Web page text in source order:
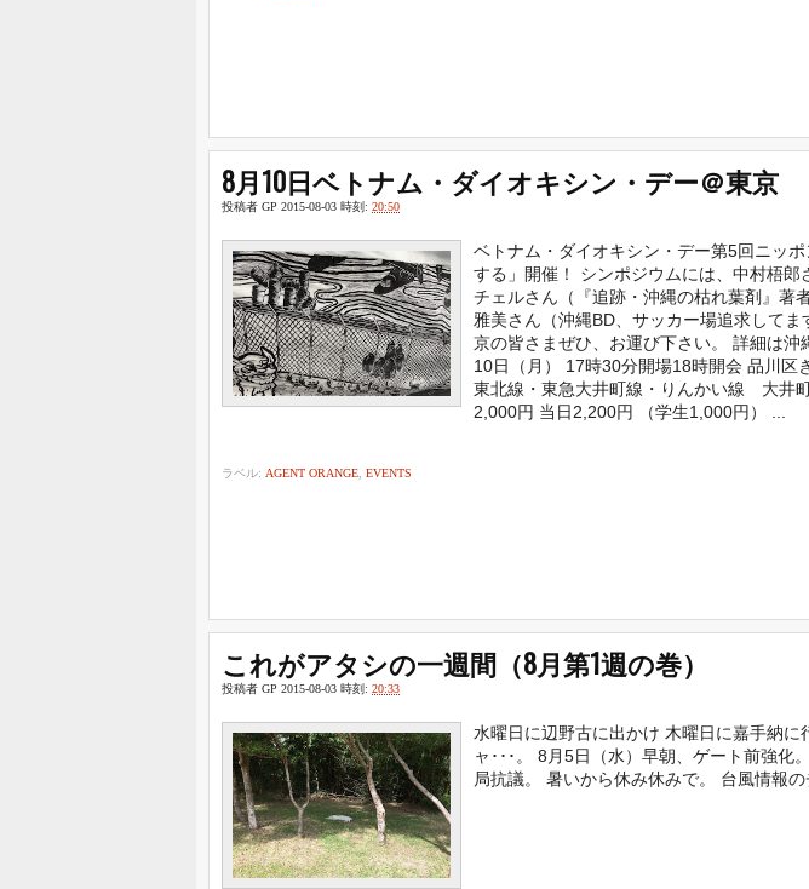
8月10日ベトナム・ダイオキシン・デー＠東京
投稿者 GP 2015-08-03 時刻: 20:50
ベトナム・ダイオキシン・デー第5回ニッ
する」開催！ シンポジウムには、中村梧郎
チェルさん（『追跡・沖縄の枯れ葉剤』著
雅美さん（沖縄BD、サッカー場追求して
京の皆さまぜひ、お運び下さい。 詳細は沖
10日（月） 17時30分開場18時開会 品川区
東北線・東急大井町線・りんかい線 大井
2,000円 当日2,200円 （学生1,000円） ...
ラベル: AGENT ORANGE EVENTS
これがアタシの一週間（8月第1週の巻）
投稿者 GP 2015-08-03 時刻: 20:33
水曜日に辺野古に出かけ 木曜日に嘉手納に
ャ･･･。 8月5日（水）早朝、ゲート前強化
局抗議。 暑いから休み休みで。 台風情報の